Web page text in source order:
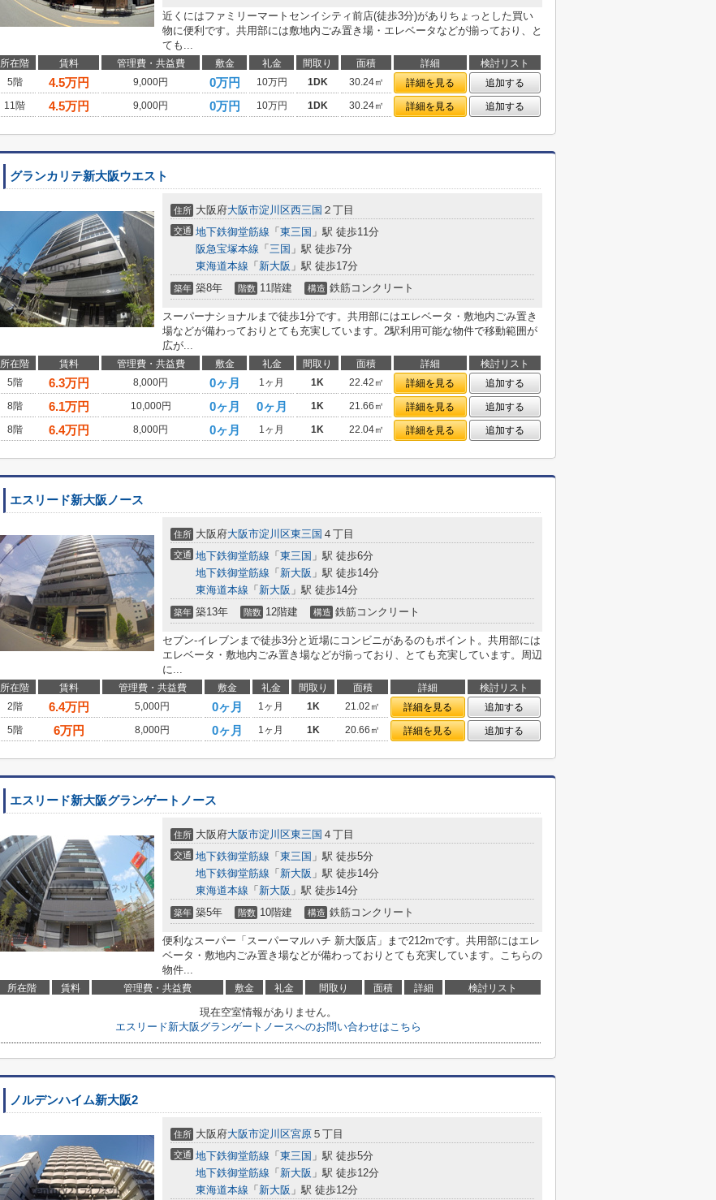
近くにはファミリーマートセンイシティ前店(徒歩3分)がありちょっとした買い
物に便利です。共用部には敷地内ごみ置き場・エレベータなどが揃っており、と
ても...
所在階 賃料 管理費・共益費 敷金 礼金 間取り 面積 詳細
検討リスト
5階
4.5万円 9,000円 0万円 10万円 1DK 30.24㎡ 詳細を見る
追加する
11階
4.5万円 9,000円 0万円 10万円 1DK 30.24㎡ 詳細を見る 追加する
グランカリテ新大阪ウエスト
住所 大阪府大阪市淀川区西三国 ２丁目
交通 地下鉄御堂筋線 「 東三国 」駅 徒歩11分
阪急宝塚本線 「 三国 」駅 徒歩7分
東海道本線 「 新大阪 」駅 徒歩17分
築年 築8年 階数 11階建 構造 鉄筋コンクリート
スーパーナショナルまで徒歩1分です。共用部にはエレベータ・敷地内ごみ置き
場などが備わっておりとても充実しています。2駅利用可能な物件で移動範囲が
広が...
所在階 賃料 管理費・共益費 敷金 礼金 間取り 面積 詳細
検討リスト
5階
6.3万円 8,000円 0ヶ月 1ヶ月 1K 22.42㎡ 詳細を見る
追加する
8階
6.1万円 10,000円 0ヶ月 0ヶ月 1K 21.66㎡ 詳細を見る
追加する
8階
6.4万円 8,000円 0ヶ月 1ヶ月 1K 22.04㎡ 詳細を見る 追加する
エスリード新大阪ノース
住所 大阪府大阪市淀川区東三国 ４丁目
交通 地下鉄御堂筋線 「 東三国 」駅 徒歩6分
地下鉄御堂筋線 「 新大阪 」駅 徒歩14分
東海道本線 「 新大阪 」駅 徒歩14分
築年 築13年 階数 12階建 構造 鉄筋コンクリート
セブン-イレブンまで徒歩3分と近場にコンビニがあるのもポイント。共用部には
エレベータ・敷地内ごみ置き場などが揃っており、とても充実しています。周辺
に...
所在階 賃料 管理費・共益費 敷金 礼金 間取り 面積 詳細
検討リスト
2階
6.4万円 5,000円 0ヶ月 1ヶ月 1K 21.02㎡ 詳細を見る
追加する
5階
6万円 8,000円 0ヶ月 1ヶ月 1K 20.66㎡ 詳細を見る 追加する
エスリード新大阪グランゲートノース
住所 大阪府大阪市淀川区東三国 ４丁目
交通 地下鉄御堂筋線 「 東三国 」駅 徒歩5分
地下鉄御堂筋線 「 新大阪 」駅 徒歩14分
東海道本線 「 新大阪 」駅 徒歩14分
築年 築5年 階数 10階建 構造 鉄筋コンクリート
便利なスーパー「スーパーマルハチ 新大阪店」まで212mです。共用部にはエレ
ベータ・敷地内ごみ置き場などが備わっておりとても充実しています。こちらの
物件...
所在階 賃料 管理費・共益費 敷金 礼金 間取り 面積 詳細 検討リスト
現在空室情報がありません。
エスリード新大阪グランゲートノースへのお問い合わせはこちら
ノルデンハイム新大阪2
住所 大阪府大阪市淀川区宮原 ５丁目
交通 地下鉄御堂筋線 「 東三国 」駅 徒歩5分
地下鉄御堂筋線 「 新大阪 」駅 徒歩12分
東海道本線 「 新大阪 」駅 徒歩12分